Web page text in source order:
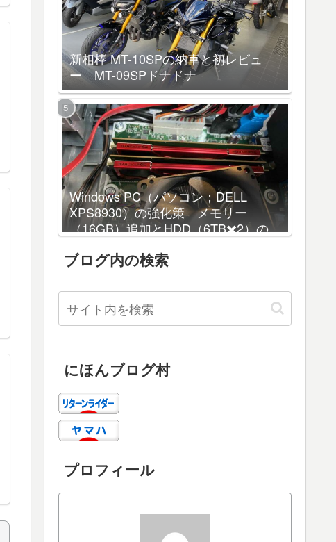
新相棒 MT-10SPの納車と初レビュ
ー MT-09SPドナドナ
Windows PC（パソコン；DELL
XPS8930）の強化策 メモリー
（16GB）追加とHDD（6TB✖️2）の
ブログ内の検索
にほんブログ村
プロフィール